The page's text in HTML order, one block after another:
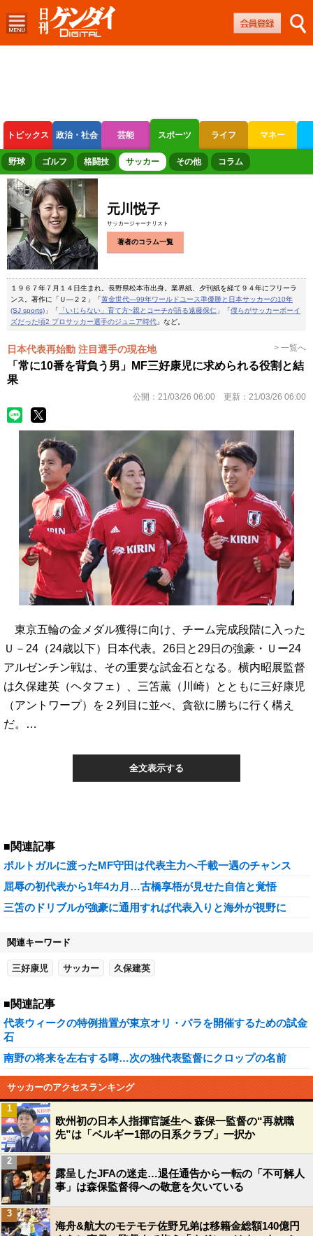
トピックス 政治・社会 芸能 スポーツ ライフ マネー
ボートレース 競輪 オートレース
野球 ゴルフ 格闘技 サッカー その他 コラム
元川悦子
サッカージャーナリスト
著者のコラム一覧
１９６７年７月１４日生まれ。長野県松本市出身。業界紙、夕刊紙を経て９４年にフリーラ
ンス。著作に「Ｕ―２２」「黄金世代―99年ワールドユース準優勝と日本サッカーの10年
(SJ sports) 」「 「いじらない」育て方~親とコーチが語る遠藤保仁 」「僕らがサッカーボーイ
ズだった頃2 プロサッカー選手のジュニア時代 」など。
日本代表再始動 注目選手の現在地 > 一覧へ
「常に10番を背負う男」MF三好康児に求められる役割と結
果
公開： 21/03/26 06:00 更新： 21/03/26 06:00
東京五輪の金メダル獲得に向け、チーム完成段階に入った
Ｕ－24（24歳以下）日本代表。26日と29日の強豪・Ｕー24
アルゼンチン戦は、その重要な試金石となる。横内昭展監督
は久保建英（ヘタフェ）、三笘薫（川崎）とともに三好康児
（アントワープ）を２列目に並べ、貪欲に勝ちに行く構え
だ。…
全文表示する
■関連記事
ポルトガルに渡ったMF守田は代表主力へ千載一遇のチャンス
屈辱の初代表から1年4カ月…古橋享梧が見せた自信と覚悟
三笘のドリブルが強豪に通用すれば代表入りと海外が視野に
関連キーワード
三好康児 サッカー 久保建英
■関連記事
代表ウィークの特例措置が東京オリ・パラを開催するための試金
石
南野の将来を左右する噂…次の独代表監督にクロップの名前
サッカーのアクセスランキング
欧州初の日本人指揮官誕生へ 森保一監督の“再就職
先”は「ベルギー1部の日系クラブ」一択か
1
露呈したJFAの迷走…退任通告から一転の「不可解人
事」は森保監督得への敬意を欠いている
2
海舟&航大のモテモテ佐野兄弟は移籍金総額140億円
3